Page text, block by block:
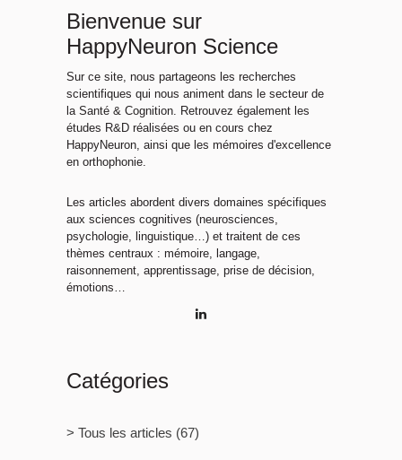
Bienvenue sur
HappyNeuron Science
Sur ce site, nous partageons les recherches
scientifiques qui nous animent dans le secteur de
la Santé & Cognition. Retrouvez également les
études R&D réalisées ou en cours chez
HappyNeuron, ainsi que les mémoires d'excellence
en orthophonie.
Les articles abordent divers domaines spécifiques
aux sciences cognitives (neurosciences,
psychologie, linguistique…) et traitent de ces
thèmes centraux : mémoire, langage,
raisonnement, apprentissage, prise de décision,
émotions…
Catégories
> Tous les articles (67)